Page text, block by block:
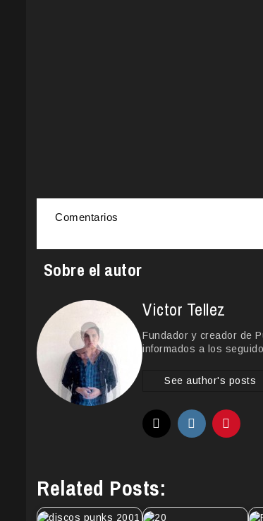
Comentarios
Sobre el autor
Victor Tellez
Fundador y creador de
informados a los
See author's posts
Related Posts: